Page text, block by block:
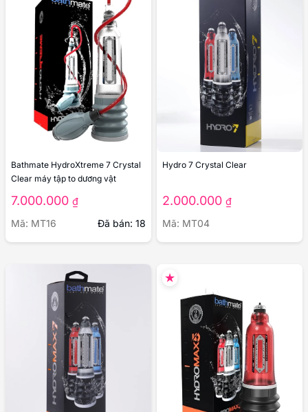
Bathmate HydroXtreme 7 Crystal
Clear máy tập to dương vật
7.000.000 ₫
Mã: MT16
Đã bán: 18
Hydro 7 Crystal Clear
2.000.000 ₫
Mã: MT04